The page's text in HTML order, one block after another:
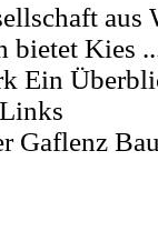
aus
bietet Kies
Ein
Gaflenz